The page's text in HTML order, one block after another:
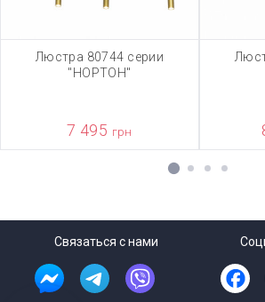
Люстра 80744 серии
"НОРТОН"
7 495 грн
1 2 3 4
Связаться с нами